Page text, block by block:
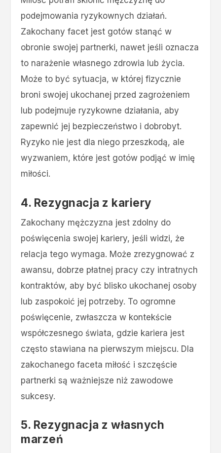
podejmowania ryzykownych działań.
Zakochany facet jest gotów stanąć w
obronie swojej partnerki, nawet jeśli oznacza
to narażenie własnego zdrowia lub życia.
Może to być sytuacja, w której fizycznie
broni swojej ukochanej przed zagrożeniem
lub podejmuje ryzykowne działania, aby
zapewnić jej bezpieczeństwo i dobrobyt.
Ryzyko nie jest dla niego przeszkodą, ale
wyzwaniem, które jest gotów podjąć w imię
miłości​.
4. Rezygnacja z kariery
Zakochany mężczyzna jest zdolny do
poświęcenia swojej kariery, jeśli widzi, że
relacja tego wymaga. Może zrezygnować z
awansu, dobrze płatnej pracy czy intratnych
kontraktów, aby być blisko ukochanej osoby
lub zaspokoić jej potrzeby. To ogromne
poświęcenie, zwłaszcza w kontekście
współczesnego świata, gdzie kariera jest
często stawiana na pierwszym miejscu. Dla
zakochanego faceta miłość i szczęście
partnerki są ważniejsze niż zawodowe
sukcesy​.
5. Rezygnacja z własnych
marzeń